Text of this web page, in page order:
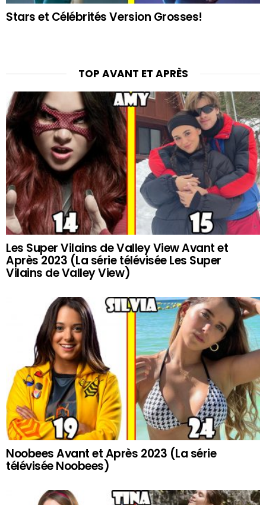
Stars et Célébrités Version Grosses!
TOP AVANT ET APRÈS
Les Super Vilains de Valley View Avant et
Après 2023 (La série télévisée Les Super
Vilains de Valley View)
Noobees Avant et Après 2023 (La série
télévisée Noobees)